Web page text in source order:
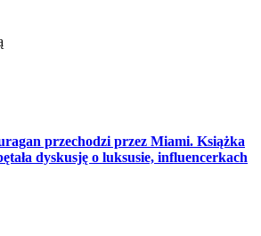
przechodzi przez Miami. Książka
dyskusję o luksusie, influencerkach